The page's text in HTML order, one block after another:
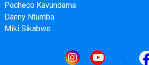
Pacheco Kavundama
Danny Ntumba
Miki Sikabwe